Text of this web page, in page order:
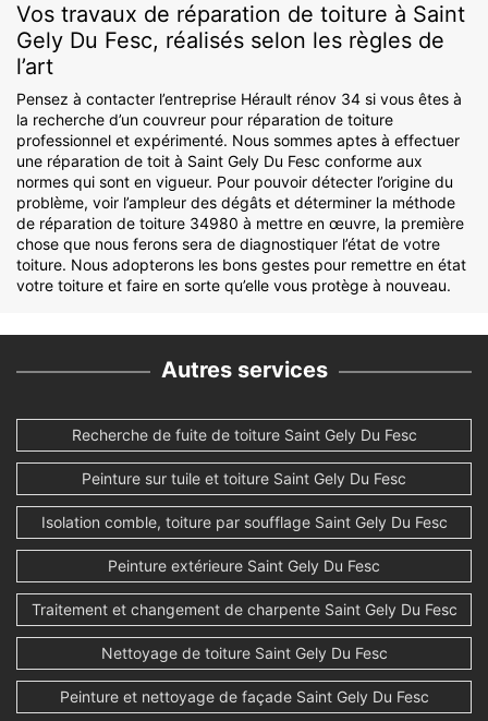
Vos travaux de réparation de toiture à Saint
Gely Du Fesc, réalisés selon les règles de
l’art
Pensez à contacter l’entreprise Hérault rénov 34 si vous êtes à
la recherche d’un couvreur pour réparation de toiture
professionnel et expérimenté. Nous sommes aptes à effectuer
une réparation de toit à Saint Gely Du Fesc conforme aux
normes qui sont en vigueur. Pour pouvoir détecter l’origine du
problème, voir l’ampleur des dégâts et déterminer la méthode
de réparation de toiture 34980 à mettre en œuvre, la première
chose que nous ferons sera de diagnostiquer l’état de votre
toiture. Nous adopterons les bons gestes pour remettre en état
votre toiture et faire en sorte qu’elle vous protège à nouveau.
Autres services
Recherche de fuite de toiture Saint Gely Du Fesc
Peinture sur tuile et toiture Saint Gely Du Fesc
Isolation comble, toiture par soufflage Saint Gely Du Fesc
Peinture extérieure Saint Gely Du Fesc
Traitement et changement de charpente Saint Gely Du Fesc
Nettoyage de toiture Saint Gely Du Fesc
Peinture et nettoyage de façade Saint Gely Du Fesc